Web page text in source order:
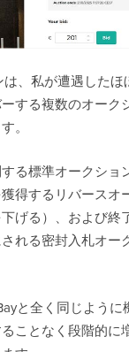
、私が遭遇したほ
する複数のオーク
。
る標準オークショ
得するリバースオ
下げる）、および終
れる密封入札オー
と全く同じように
ことなく段階的に